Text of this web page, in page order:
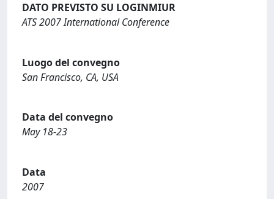
DATO PREVISTO SU LOGINMIUR
ATS 2007 International Conference
Luogo del convegno
San Francisco, CA, USA
Data del convegno
May 18-23
Data
2007